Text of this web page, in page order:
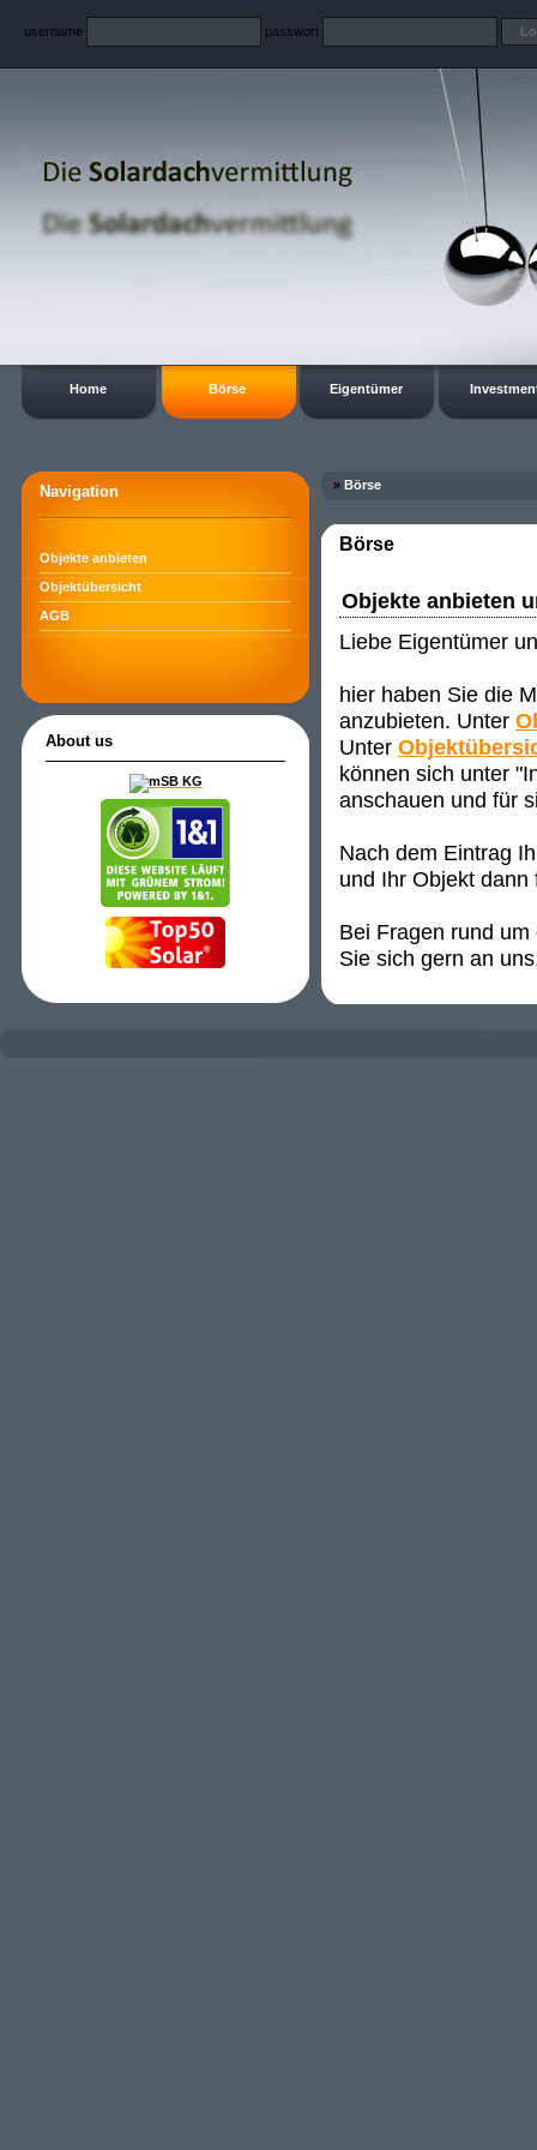
username passwort
Home Börse Eigentümer
Navigation
Objekte anbieten
Objektübersicht
AGB
About us
» Börse
Börse
Objekte anbieten
Liebe Eigentümer
hier haben Sie die
anzubieten. Unter
Unter
können sich unter
anschauen und für
Nach dem Eintrag
und Ihr Objekt dann
Bei Fragen rund
Sie sich gern an